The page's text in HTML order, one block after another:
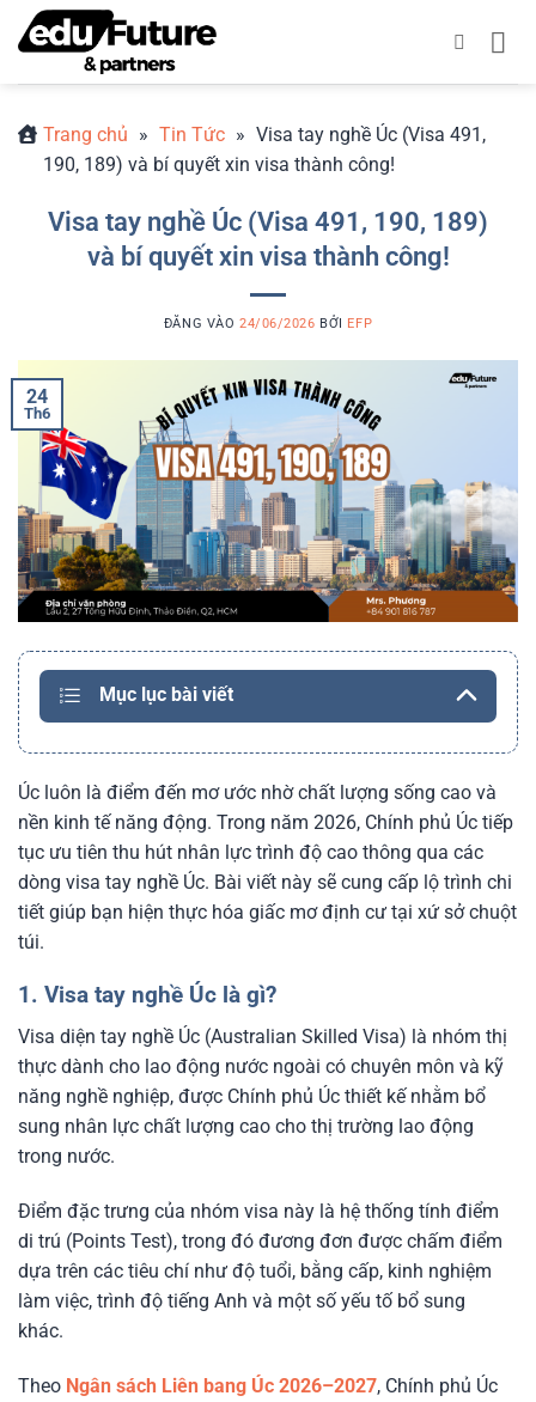
qua
Trang chủ » Tin Tức » Visa tay nghề Úc (Visa 491,
190, 189) và bí quyết xin visa thành công!
Visa tay nghề Úc (Visa 491, 190, 189)
và bí quyết xin visa thành công!
ĐĂNG VÀO 24/06/2026 BỞI EFP
24
Th6
Mục lục bài viết
Úc luôn là điểm đến mơ ước nhờ chất lượng sống cao và
nền kinh tế năng động. Trong năm 2026, Chính phủ Úc tiếp
tục ưu tiên thu hút nhân lực trình độ cao thông qua các
dòng visa tay nghề Úc. Bài viết này sẽ cung cấp lộ trình chi
tiết giúp bạn hiện thực hóa giấc mơ định cư tại xứ sở chuột
túi.
1. Visa tay nghề Úc là gì?
Visa diện tay nghề Úc (Australian Skilled Visa) là nhóm thị
thực dành cho lao động nước ngoài có chuyên môn và kỹ
năng nghề nghiệp, được Chính phủ Úc thiết kế nhằm bổ
sung nhân lực chất lượng cao cho thị trường lao động
trong nước.
Điểm đặc trưng của nhóm visa này là hệ thống tính điểm
di trú (Points Test), trong đó đương đơn được chấm điểm
dựa trên các tiêu chí như độ tuổi, bằng cấp, kinh nghiệm
làm việc, trình độ tiếng Anh và một số yếu tố bổ sung
khác.
Theo Ngân sách Liên bang Úc 2026–2027, Chính phủ Úc